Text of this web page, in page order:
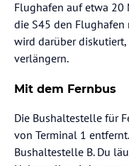
Flughafen auf etwa 20
die S45 den Flughafen
wird darüber
verlängern.
Mit dem Fernbus
Die Bushaltestelle für
von Terminal 1
Bushaltestelle B. Du